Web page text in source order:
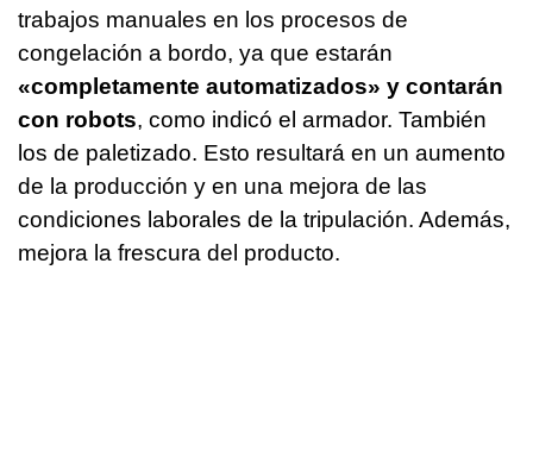
trabajos manuales en los procesos de
congelación a bordo, ya que estarán
«completamente automatizados» y contarán
con robots, como indicó el armador. También
los de paletizado. Esto resultará en un aumento
de la producción y en una mejora de las
condiciones laborales de la tripulación. Además,
mejora la frescura del producto.